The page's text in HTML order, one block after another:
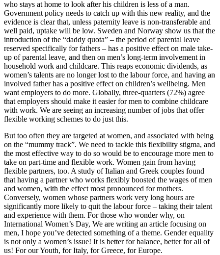
who stays at home to look after his children is less of a man.
Government policy needs to catch up with this new reality, and the
evidence is clear that, unless paternity leave is non-transferable and
well paid, uptake will be low. Sweden and Norway show us that the
introduction of the “daddy quota” – the period of parental leave
reserved specifically for fathers – has a positive effect on male take-
up of parental leave, and then on men’s long-term involvement in
household work and childcare. This reaps economic dividends, as
women’s talents are no longer lost to the labour force, and having an
involved father has a positive effect on children’s wellbeing. Men
want employers to do more. Globally, three-quarters (72%) agree
that employers should make it easier for men to combine childcare
with work. We are seeing an increasing number of jobs that offer
flexible working schemes to do just this.
But too often they are targeted at women, and associated with being
on the “mummy track”. We need to tackle this flexibility stigma, and
the most effective way to do so would be to encourage more men to
take on part-time and flexible work. Women gain from having
flexible partners, too. A study of Italian and Greek couples found
that having a partner who works flexibly boosted the wages of men
and women, with the effect most pronounced for mothers.
Conversely, women whose partners work very long hours are
significantly more likely to quit the labour force – taking their talent
and experience with them. For those who wonder why, on
International Women’s Day, We are writing an article focusing on
men, I hope you’ve detected something of a theme. Gender equality
is not only a women’s issue! It is better for balance, better for all of
us! For our Youth, for Italy, for Greece, for Europe.